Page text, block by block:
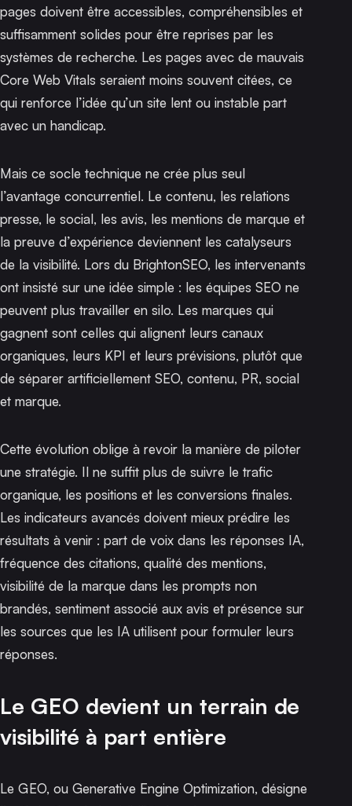
pages doivent être accessibles, compréhensibles et
suffisamment solides pour être reprises par les
systèmes de recherche. Les pages avec de mauvais
Core Web Vitals seraient moins souvent citées, ce
qui renforce l’idée qu’un site lent ou instable part
avec un handicap.
Mais ce socle technique ne crée plus seul
l’avantage concurrentiel. Le contenu, les relations
presse, le social, les avis, les mentions de marque et
la preuve d’expérience deviennent les catalyseurs
de la visibilité. Lors du BrightonSEO, les intervenants
ont insisté sur une idée simple : les équipes SEO ne
peuvent plus travailler en silo. Les marques qui
gagnent sont celles qui alignent leurs canaux
organiques, leurs KPI et leurs prévisions, plutôt que
de séparer artificiellement SEO, contenu, PR, social
et marque.
Cette évolution oblige à revoir la manière de piloter
une stratégie. Il ne suffit plus de suivre le trafic
organique, les positions et les conversions finales.
Les indicateurs avancés doivent mieux prédire les
résultats à venir : part de voix dans les réponses IA,
fréquence des citations, qualité des mentions,
visibilité de la marque dans les prompts non
brandés, sentiment associé aux avis et présence sur
les sources que les IA utilisent pour formuler leurs
réponses.
Le GEO devient un terrain de
visibilité à part entière
Le GEO, ou Generative Engine Optimization, désigne